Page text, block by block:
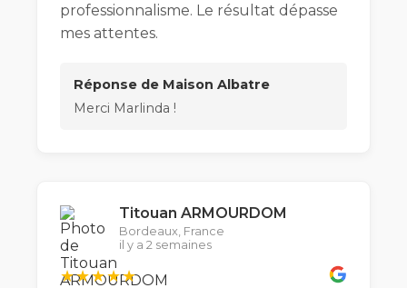
professionnalisme. Le résultat dépasse
mes attentes.
Réponse de Maison Albatre
Merci Marlinda !
Titouan ARMOURDOM
Bordeaux, France
il y a 2 semaines
★★★★★